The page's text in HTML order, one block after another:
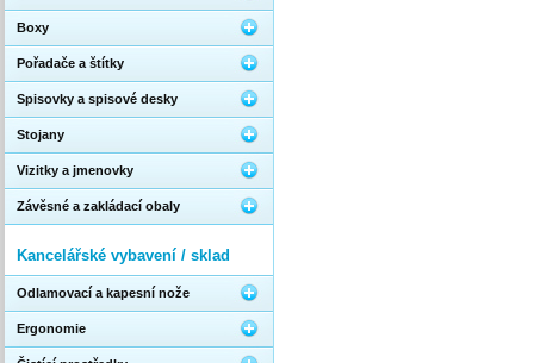
Boxy
Pořadače a štítky
Spisovky a spisové desky
Stojany
Vizitky a jmenovky
Závěsné a zakládací obaly
Kancelářské vybavení / sklad
Odlamovací a kapesní nože
Ergonomie